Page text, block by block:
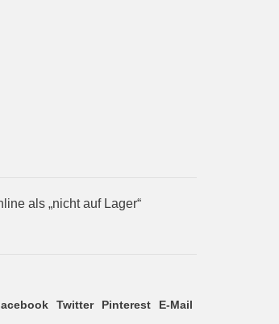
als „nicht auf Lager“
Twitter Pinterest E-Mail